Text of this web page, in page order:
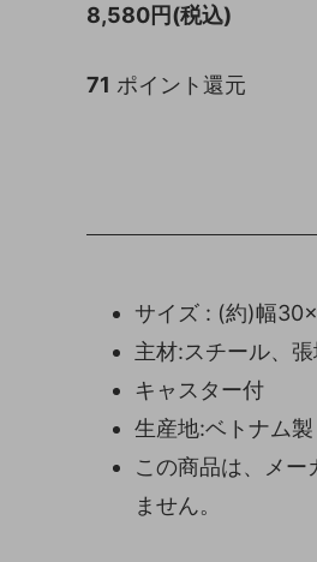
8,580円(税込)
71 ポイント還元
サイズ : (約)幅
主材:スチール、
キャスター付
生産地:ベトナム製
この商品は、メ
ません。